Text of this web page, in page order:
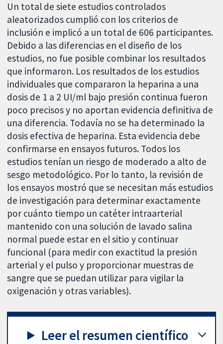
Un total de siete estudios controlados
aleatorizados cumplió con los criterios de
inclusión e implicó a un total de 606 participantes.
Debido a las diferencias en el diseño de los
estudios, no fue posible combinar los resultados
que informaron. Los resultados de los estudios
individuales que compararon la heparina a una
dosis de 1 a 2 UI/ml bajo presión continua fueron
poco precisos y no aportan evidencia definitiva de
una diferencia. Todavía no se ha determinado la
dosis efectiva de heparina. Esta evidencia debe
confirmarse en ensayos futuros. Todos los
estudios tenían un riesgo de moderado a alto de
sesgo metodológico. Por lo tanto, la revisión de
los ensayos mostró que se necesitan más estudios
de investigación para determinar exactamente
por cuánto tiempo un catéter intraarterial
mantenido con una solución de lavado salina
normal puede estar en el sitio y continuar
funcional (para medir con exactitud la presión
arterial y el pulso y proporcionar muestras de
sangre que se puedan utilizar para vigilar la
oxigenación y otras variables).
Leer el resumen científico